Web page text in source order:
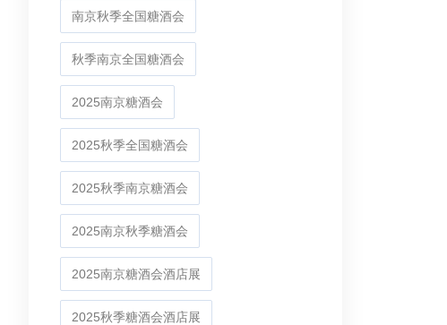
南京秋季全国糖酒会
秋季南京全国糖酒会
2025南京糖酒会
2025秋季全国糖酒会
2025秋季南京糖酒会
2025南京秋季糖酒会
2025南京糖酒会酒店展
2025秋季糖酒会酒店展